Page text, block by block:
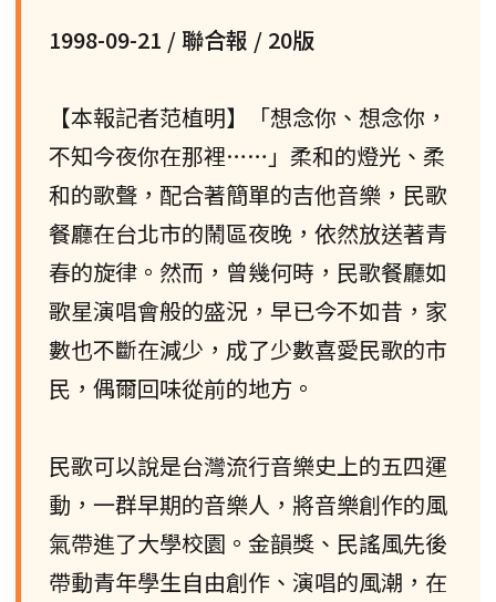
1998-09-21 / 聯合報 / 20版
【本報記者范植明】「想念你、想念你，
不知今夜你在那裡……」柔和的燈光、柔
和的歌聲，配合著簡單的吉他音樂，民歌
餐廳在台北市的鬧區夜晚，依然放送著青
春的旋律。然而，曾幾何時，民歌餐廳如
歌星演唱會般的盛況，早已今不如昔，家
數也不斷在減少，成了少數喜愛民歌的市
民，偶爾回味從前的地方。
民歌可以說是台灣流行音樂史上的五四運
動，一群早期的音樂人，將音樂創作的風
氣帶進了大學校園。金韻獎、民謠風先後
帶動青年學生自由創作、演唱的風潮，在